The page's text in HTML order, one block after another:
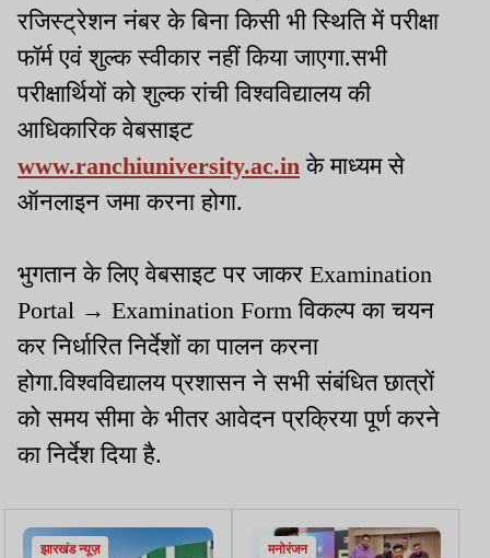
रजिस्ट्रेशन नंबर के बिना किसी भी स्थिति में परीक्षा
फॉर्म एवं शुल्क स्वीकार नहीं किया जाएगा.सभी
परीक्षार्थियों को शुल्क रांची विश्वविद्यालय की
आधिकारिक वेबसाइट
www.ranchiuniversity.ac.in के माध्यम से
ऑनलाइन जमा करना होगा.
भुगतान के लिए वेबसाइट पर जाकर Examination
Portal → Examination Form विकल्प का चयन
कर निर्धारित निर्देशों का पालन करना
होगा.विश्वविद्यालय प्रशासन ने सभी संबंधित छात्रों
को समय सीमा के भीतर आवेदन प्रक्रिया पूर्ण करने
का निर्देश दिया है.
झारखंड न्यूज़ मनोरंजन